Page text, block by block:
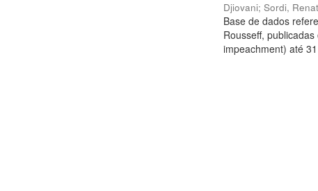
Djiovani;Sordi,
Base de dados
Rousseff,
impeachment) até